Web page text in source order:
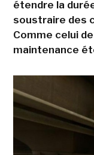
étendre la
soustraire des
Comme celui
maintenance